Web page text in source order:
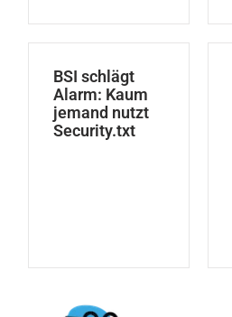
BSI schlägt
Alarm: Kaum
jemand nutzt
Security.txt